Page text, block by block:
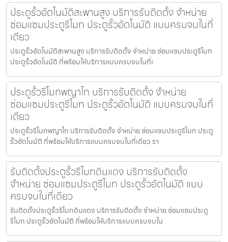
ประตูรั้วอัตโนมัติสะพานสูง บริการรับติดตั้ง จำหน่าย
ซ่อมแซมประตูรีโมท ประตูรั้วอัตโนมัติ แบบครบจบในที่
เดียว
ประตูรั้วอัตโนมัติสะพานสูง บริการรับติดตั้ง จำหน่าย ซ่อมแซมประตูรีโมท
ประตูรั้วอัตโนมัติ ที่พร้อมให้บริการแบบครบจบในที่เ
ประตูรั้วรีโมทพญาไท บริการรับติดตั้ง จำหน่าย
ซ่อมแซมประตูรีโมท ประตูรั้วอัตโนมัติ แบบครบจบในที่
เดียว
ประตูรั้วรีโมทพญาไท บริการรับติดตั้ง จำหน่าย ซ่อมแซมประตูรีโมท ประตู
รั้วอัตโนมัติ ที่พร้อมให้บริการแบบครบจบในที่เดียว รา
รับติดตั้งประตูรั้วรีโมทดินแดง บริการรับติดตั้ง
จำหน่าย ซ่อมแซมประตูรีโมท ประตูรั้วอัตโนมัติ แบบ
ครบจบในที่เดียว
รับติดตั้งประตูรั้วรีโมทดินแดง บริการรับติดตั้ง จำหน่าย ซ่อมแซมประตู
รีโมท ประตูรั้วอัตโนมัติ ที่พร้อมให้บริการแบบครบจบใน